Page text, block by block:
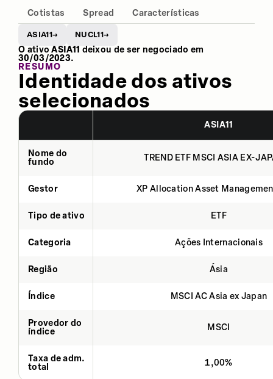
Cotistas
Spread Características
ASIA11→ NUCL11→
O ativoASIA11 deixou de ser negociado em
30/03/2023.
RESUMO
Identidade dos ativos
selecionados
ASIA11
Nome do
fundo
TREND ETF MSCI ASIA EX-
Gestor XP Allocation Asset
Tipo de ativo ETF
Categoria Ações Internacionais
Região Ásia
Índice MSCI AC Asia ex Japan
Provedor do
índice
MSCI
Taxa de adm.
total
1,00%